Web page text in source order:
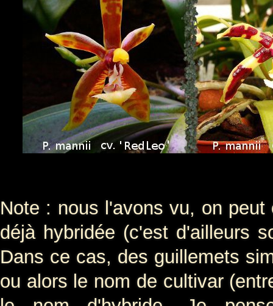
Note : nous l'avons vu, on peut
déjà hybridée (c'est d'ailleurs
Dans ce cas, des guillemets
ou alors le nom de cultivar